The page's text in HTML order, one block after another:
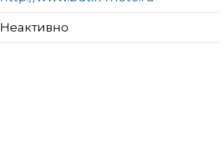
Неактивно